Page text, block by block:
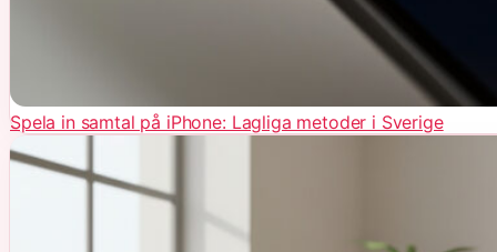
Spela in samtal på iPhone: Lagliga metoder i Sverige